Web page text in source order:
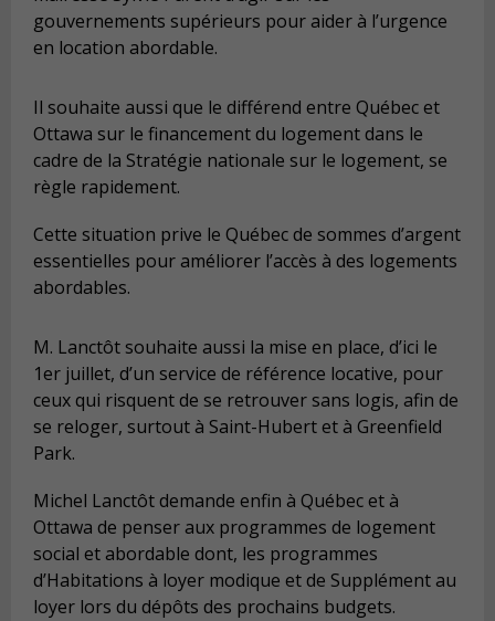
gouvernements supérieurs pour aider à l’urgence
en location abordable.
Il souhaite aussi que le différend entre Québec et
Ottawa sur le financement du logement dans le
cadre de la Stratégie nationale sur le logement, se
règle rapidement.
Cette situation prive le Québec de sommes d’argent
essentielles pour améliorer l’accès à des logements
abordables.
M. Lanctôt souhaite aussi la mise en place, d’ici le
1er juillet, d’un service de référence locative, pour
ceux qui risquent de se retrouver sans logis, afin de
se reloger, surtout à Saint-Hubert et à Greenfield
Park.
Michel Lanctôt demande enfin à Québec et à
Ottawa de penser aux programmes de logement
social et abordable dont, les programmes
d’Habitations à loyer modique et de Supplément au
loyer lors du dépôts des prochains budgets.